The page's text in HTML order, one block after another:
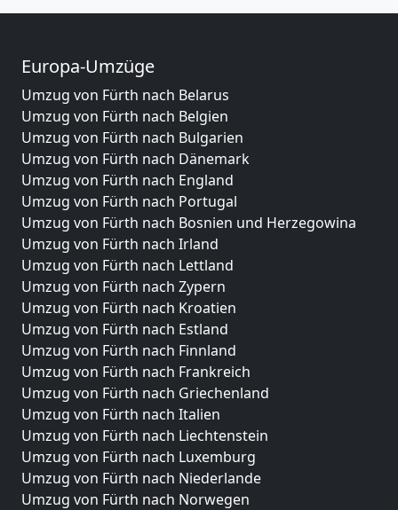
Europa-Umzüge
Umzug von Fürth nach Belarus
Umzug von Fürth nach Belgien
Umzug von Fürth nach Bulgarien
Umzug von Fürth nach Dänemark
Umzug von Fürth nach England
Umzug von Fürth nach Portugal
Umzug von Fürth nach Bosnien und Herzegowina
Umzug von Fürth nach Irland
Umzug von Fürth nach Lettland
Umzug von Fürth nach Zypern
Umzug von Fürth nach Kroatien
Umzug von Fürth nach Estland
Umzug von Fürth nach Finnland
Umzug von Fürth nach Frankreich
Umzug von Fürth nach Griechenland
Umzug von Fürth nach Italien
Umzug von Fürth nach Liechtenstein
Umzug von Fürth nach Luxemburg
Umzug von Fürth nach Niederlande
Umzug von Fürth nach Norwegen